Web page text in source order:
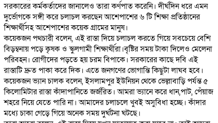
সরকারের কর্মকর্তাদের জানালেও তারা কর্ণপাত করেনি। দীর্ঘদিন ধরে এমন
দুর্ভোগকে সঙ্গী করে চলাচল করছেন আশেপাশের ৬ টি শিক্ষা প্রতিষ্ঠানের
শিক্ষার্থীসহ আশেপাশের কয়েক গ্রামের মানুষ।
কয়েকজন পথচারী বলেন, এই রাস্তা দিয়ে চলাচল করতে গিয়ে সবচেয়ে বেশি
বিড়ম্বনায় পড়ে কৃষক ও স্কুলগামী শিক্ষার্থীরা।বৃষ্টির সময় টাকা দিলেও মেলেনা
পরিবহন। রোগীদের পড়তে হয় চরম বিপাকে। সরকারের কাছে দবি এই
রাস্তাটি দ্রুত পাকা করে দিক। এতে জনগণের ভোগান্তি কিছুটা লাঘব হবে।
কয়েকজন ভ্যান চালক বলেন, ইসলামপুর ইউনিয়ন থেকে ভেল্লাবাড়ি পর্যন্ত ৫
কিলোমিটার রাস্তা কাঁদাপানিতে জর্জরিত। আমরা ভ্যানে করে ধান,পাট, পেঁয়াজ
শহরে নিয়ে যেতে পারি না। আমাদের চলাচলে খুবই অসুবিধা হচ্ছে। কাঁদার
মধ্যে চাকা গেড়ে গিয়ে অনেক সময় দুর্ঘটনা ঘটছে।